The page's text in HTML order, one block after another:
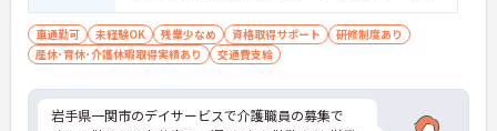
車通勤可 未経験OK 残業少なめ 資格取得サポート
研修制度あり
産休･育休･介護休暇取得実績あり
交通費支給
岩手県一関市のデイサービスで介護職員の募集で